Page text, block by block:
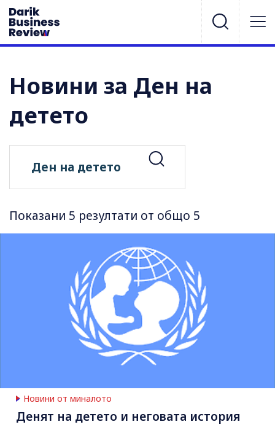
Новини за Ден на
детето
Показани 5 резултати от общо 5
Новини от миналото
Денят на детето и неговата история